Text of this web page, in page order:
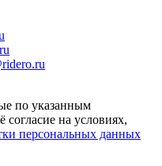
по указанным
на условиях,
персональных данных